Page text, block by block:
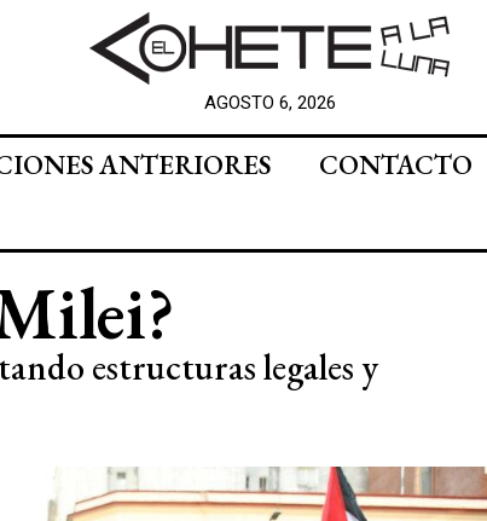
AGOSTO 6, 2026
ANTERIORES
CONTACTO
estructuras legales y